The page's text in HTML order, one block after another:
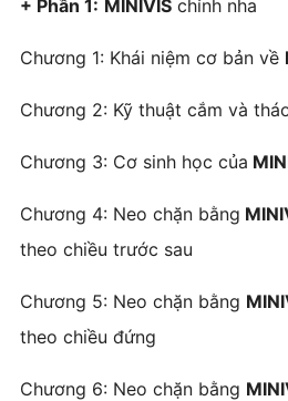
+ Phần 1: MINIVIS chỉnh nha
Chương 1: Khái niệm cơ bản về
Chương 2: Kỹ thuật cắm và
Chương 3: Cơ sinh học của
Chương 4: Neo chặn bằng
theo chiều trước sau
Chương 5: Neo chặn bằng
theo chiều đứng
Chương 6: Neo chặn bằng